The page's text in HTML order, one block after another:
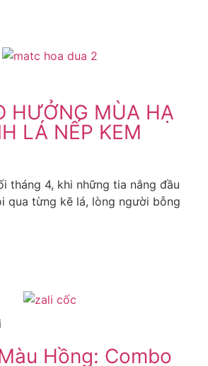
HƯỞNG MÙA HẠ
LÁ NẾP KEM
tháng 4, khi những tia nắng đầu
qua từng kẽ lá, lòng người bỗng
Hồng: Combo